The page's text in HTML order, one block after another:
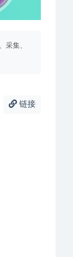
采集、
链接